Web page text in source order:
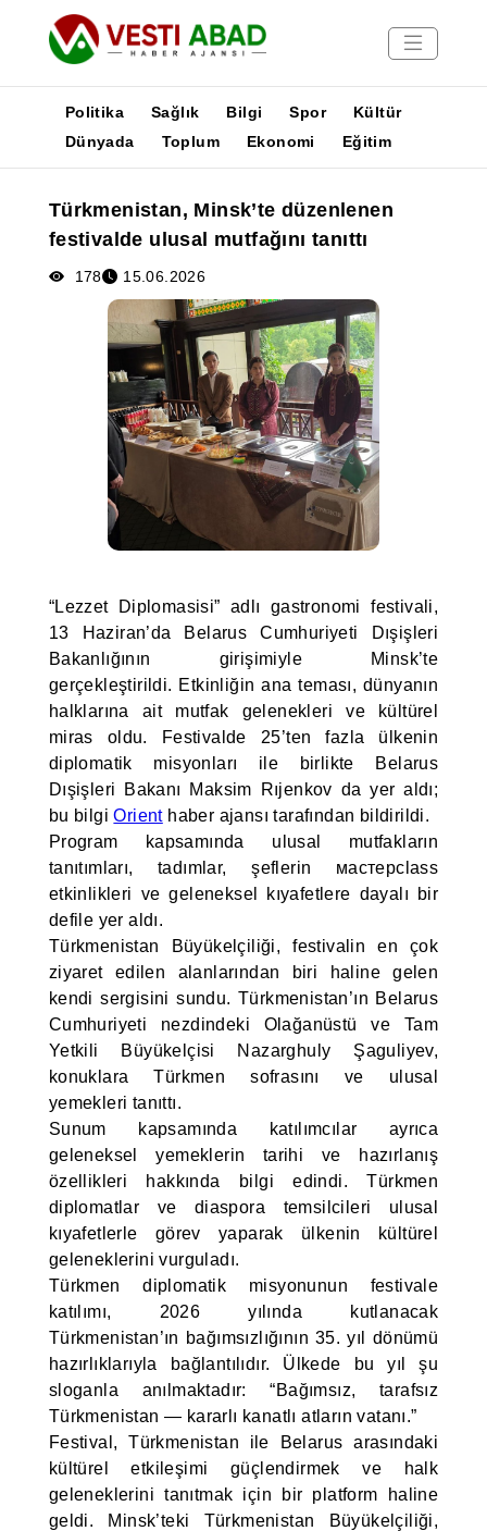
Yayınlar
Medya
Poster
Politika Sağlık Bilgi Spor
Kültür
Dünyada
Toplum Ekonomi Eğitim
Türkmenistan, Minsk’te düzenlenen
festivalde ulusal mutfağını tanıttı
178 15.06.2026
“Lezzet Diplomasisi” adlı gastronomi festivali,
13 Haziran’da Belarus Cumhuriyeti Dışişleri
Bakanlığının girişimiyle Minsk’te
gerçekleştirildi. Etkinliğin ana teması, dünyanın
halklarına ait mutfak gelenekleri ve kültürel
miras oldu. Festivalde 25’ten fazla ülkenin
diplomatik misyonları ile birlikte Belarus
Dışişleri Bakanı Maksim Rıjenkov da yer aldı;
bu bilgiOrienthaber ajansı tarafından bildirildi.
Program kapsamında ulusal mutfakların
tanıtımları, tadımlar, şeflerin мастерclass
etkinlikleri ve geleneksel kıyafetlere dayalı bir
defile yer aldı.
Türkmenistan Büyükelçiliği, festivalin en çok
ziyaret edilen alanlarından biri haline gelen
kendi sergisini sundu. Türkmenistan’ın Belarus
Cumhuriyeti nezdindeki Olağanüstü ve Tam
Yetkili Büyükelçisi Nazarghuly Şaguliyev,
konuklara Türkmen sofrasını ve ulusal
yemekleri tanıttı.
Sunum kapsamında katılımcılar ayrıca
geleneksel yemeklerin tarihi ve hazırlanış
özellikleri hakkında bilgi edindi. Türkmen
diplomatlar ve diaspora temsilcileri ulusal
kıyafetlerle görev yaparak ülkenin kültürel
geleneklerini vurguladı.
Türkmen diplomatik misyonunun festivale
katılımı, 2026 yılında kutlanacak
Türkmenistan’ın bağımsızlığının 35. yıl dönümü
hazırlıklarıyla bağlantılıdır. Ülkede bu yıl şu
sloganla anılmaktadır: “Bağımsız, tarafsız
Türkmenistan — kararlı kanatlı atların vatanı.”
Festival, Türkmenistan ile Belarus arasındaki
kültürel etkileşimi güçlendirmek ve halk
geleneklerini tanıtmak için bir platform haline
geldi. Minsk’teki Türkmenistan Büyükelçiliği,